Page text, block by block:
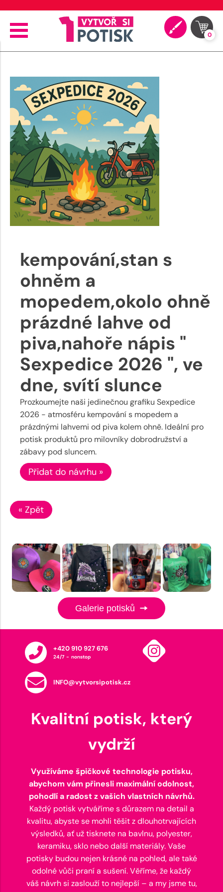
0
kempování,stan s
ohněm a
mopedem,okolo ohně
prázdné lahve od
piva,nahoře nápis "
Sexpedice 2026 ", ve
dne, svítí slunce
Prozkoumejte naši jedinečnou grafiku Sexpedice
2026 - atmosféru kempování s mopedem a
prázdnými lahvemi od piva kolem ohně. Ideální pro
potisk produktů pro milovníky dobrodružství a
zábavy pod sluncem.
Přidat do návrhu »
« Zpět
Galerie potisků
+420 910 927 676
24/7 - nonstop
INFO@vytvorsipotisk.cz
Kvalitní potisk, který
vydrží
Využíváme špičkové technologie potisku,
abychom vám přinesli maximální odolnost,
pohodlí a radost z vašich vlastních návrhů.
Každý potisk vytváříme s důrazem na detail a
kvalitu, abyste se mohli těšit z dlouhotrvajících
výsledků, ať už tisknete na bavlnu, polyester,
keramiku, sklo nebo další materiály. Vaše
potisky budou nejen krásné na pohled, ale také
odolné vůči praní a sušení. Věříme, že každý
váš návrh si zaslouží to nejlepší – a my jsme tu,